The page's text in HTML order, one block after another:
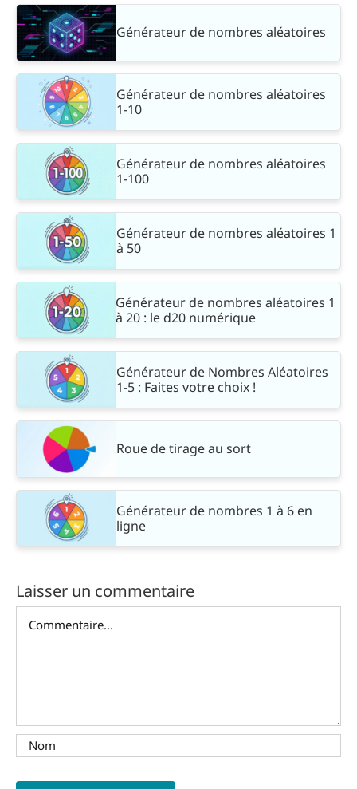
Générateur de nombres aléatoires
Générateur de nombres aléatoires
1-10
Générateur de nombres aléatoires
1-100
Générateur de nombres aléatoires 1
à 50
Générateur de nombres aléatoires 1
à 20 : le d20 numérique
Générateur de Nombres Aléatoires
1-5 : Faites votre choix !
Roue de tirage au sort
Générateur de nombres 1 à 6 en
ligne
Laisser un commentaire